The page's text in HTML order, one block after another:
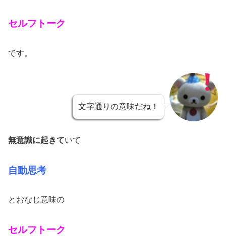
セルフトーク
です。
文字通りの意味だね！
無意識に起きていて
自動思考
とおなじ意味の
セルフトーク